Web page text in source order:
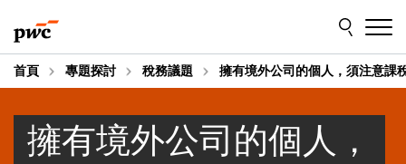
to
content
to
footer
首頁 專題探討 稅務議題 擁有境外公司的個人，須注意課
擁有境外公司的個人，